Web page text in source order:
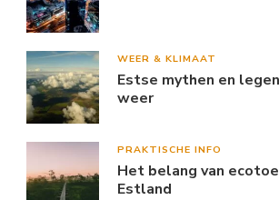
WEER & KLIMAAT
Estse mythen en
weer
PRAKTISCHE INFO
Het belang van
Estland